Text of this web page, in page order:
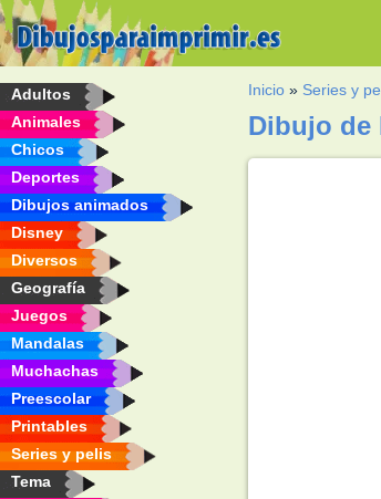
Adultos
Animales
Chicos
Deportes
Dibujos animados
Disney
Diversos
Geografía
Juegos
Mandalas
Muchachas
Preescolar
Printables
Series y pelis
Tema
Inicio » Series y
Dibujo de